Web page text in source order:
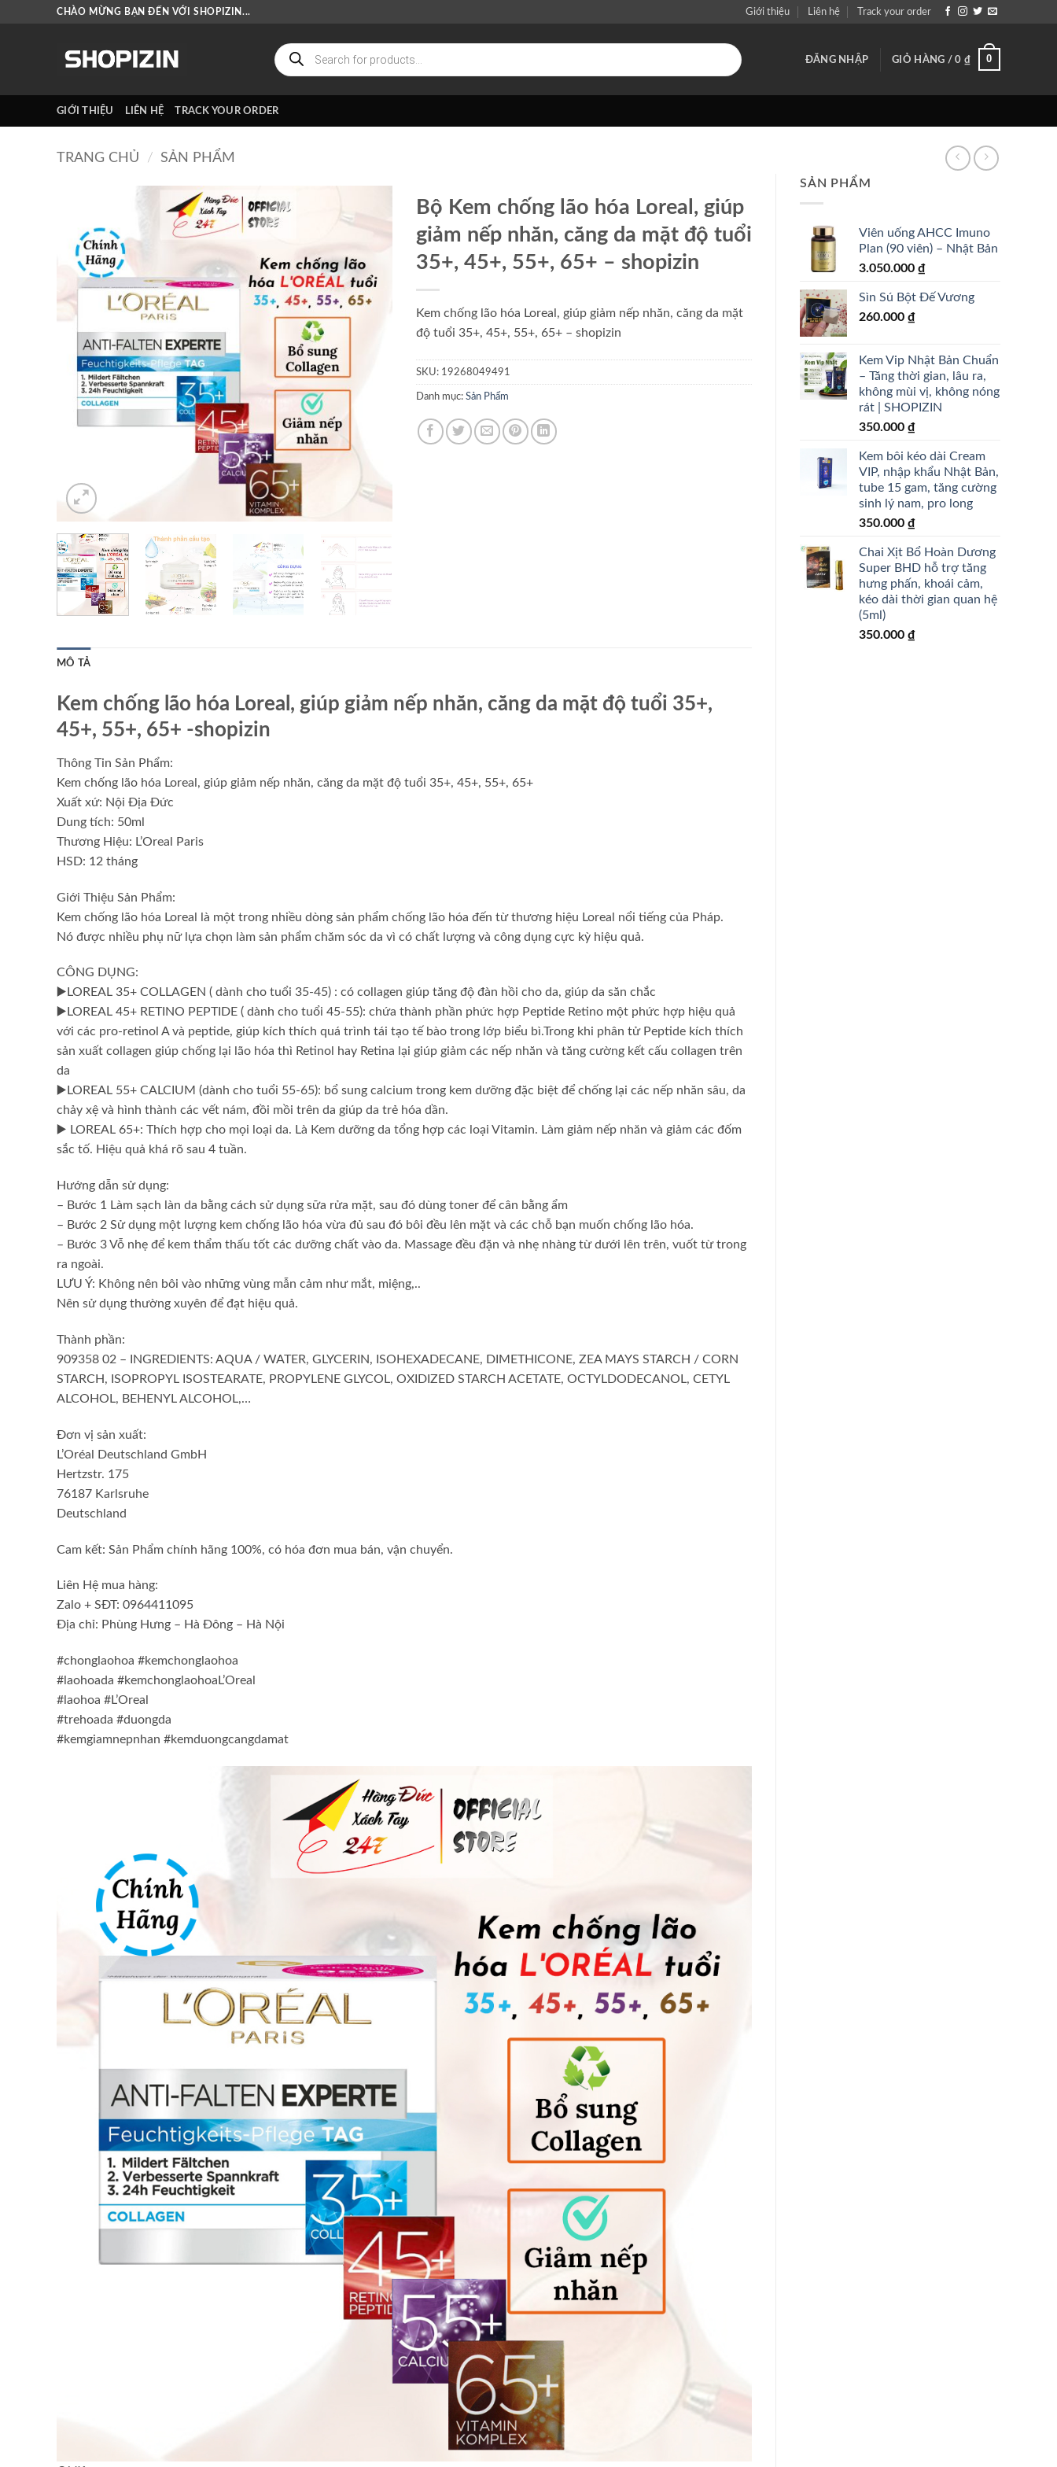
CHÀO MỪNG BẠN ĐẾN VỚI SHOPIZIN... Giới thiệu Liên hệ Track your order
Tìm
kiếm
sản
phẩm
ĐĂNG NHẬP GIỎ HÀNG /0 ₫ 0
GIỚI THIỆU LIÊN HỆ TRACK YOUR ORDER
TRANG CHỦ / SẢN PHẨM
SẢN PHẨM
Viên uống AHCC Imuno
Plan (90 viên) – Nhật Bản
3.050.000 ₫
Sìn Sú Bột Đế Vương
260.000 ₫
Kem Vip Nhật Bản Chuẩn
– Tăng thời gian, lâu ra,
không mùi vị, không nóng
rát | SHOPIZIN
350.000 ₫
Kem bôi kéo dài Cream
VIP, nhập khẩu Nhật Bản,
tube 15 gam, tăng cường
sinh lý nam, pro long
350.000 ₫
Chai Xịt Bổ Hoàn Dương
Super BHD hỗ trợ tăng
hưng phấn, khoái cảm,
kéo dài thời gian quan hệ
(5ml)
350.000 ₫
Bộ Kem chống lão hóa Loreal, giúp
giảm nếp nhăn, căng da mặt độ tuổi
35+, 45+, 55+, 65+ – shopizin
Kem chống lão hóa Loreal, giúp giảm nếp nhăn, căng da mặt
độ tuổi 35+, 45+, 55+, 65+ – shopizin
SKU: 19268049491
Danh mục: Sản Phẩm
MÔ TẢ
Kem chống lão hóa Loreal, giúp giảm nếp nhăn, căng da mặt độ tuổi 35+,
45+, 55+, 65+ -shopizin
Thông Tin Sản Phẩm:
Kem chống lão hóa Loreal, giúp giảm nếp nhăn, căng da mặt độ tuổi 35+, 45+, 55+, 65+
Xuất xứ: Nội Địa Đức
Dung tích: 50ml
Thương Hiệu: L’Oreal Paris
HSD: 12 tháng
Giới Thiệu Sản Phẩm:
Kem chống lão hóa Loreal là một trong nhiều dòng sản phẩm chống lão hóa đến từ thương hiệu Loreal nổi tiếng của Pháp.
Nó được nhiều phụ nữ lựa chọn làm sản phẩm chăm sóc da vì có chất lượng và công dụng cực kỳ hiệu quả.
CÔNG DỤNG:
▶️LOREAL 35+ COLLAGEN ( dành cho tuổi 35-45) : có collagen giúp tăng độ đàn hồi cho da, giúp da săn chắc
▶️LOREAL 45+ RETINO PEPTIDE ( dành cho tuổi 45-55): chứa thành phần phức hợp Peptide Retino một phức hợp hiệu quả
với các pro-retinol A và peptide, giúp kích thích quá trình tái tạo tế bào trong lớp biểu bì.Trong khi phân tử Peptide kích thích
sản xuất collagen giúp chống lại lão hóa thì Retinol hay Retina lại giúp giảm các nếp nhăn và tăng cường kết cấu collagen trên
da
▶️LOREAL 55+ CALCIUM (dành cho tuổi 55-65): bổ sung calcium trong kem dưỡng đặc biệt để chống lại các nếp nhăn sâu, da
chảy xệ và hình thành các vết nám, đồi mồi trên da giúp da trẻ hóa dần.
▶️ LOREAL 65+: Thích hợp cho mọi loại da. Là Kem dưỡng da tổng hợp các loại Vitamin. Làm giảm nếp nhăn và giảm các đốm
sắc tố. Hiệu quả khá rõ sau 4 tuần.
Hướng dẫn sử dụng:
– Bước 1 Làm sạch làn da bằng cách sử dụng sữa rửa mặt, sau đó dùng toner để cân bằng ẩm
– Bước 2 Sử dụng một lượng kem chống lão hóa vừa đủ sau đó bôi đều lên mặt và các chỗ bạn muốn chống lão hóa.
– Bước 3 Vỗ nhẹ để kem thẩm thấu tốt các dưỡng chất vào da. Massage đều đặn và nhẹ nhàng từ dưới lên trên, vuốt từ trong
ra ngoài.
LƯU Ý: Không nên bôi vào những vùng mẫn cảm như mắt, miệng,..
Nên sử dụng thường xuyên để đạt hiệu quả.
Thành phần:
909358 02 – INGREDIENTS: AQUA / WATER, GLYCERIN, ISOHEXADECANE, DIMETHICONE, ZEA MAYS STARCH / CORN
STARCH, ISOPROPYL ISOSTEARATE, PROPYLENE GLYCOL, OXIDIZED STARCH ACETATE, OCTYLDODECANOL, CETYL
ALCOHOL, BEHENYL ALCOHOL,…
Đơn vị sản xuất:
L’Oréal Deutschland GmbH
Hertzstr. 175
76187 Karlsruhe
Deutschland
Cam kết: Sản Phẩm chính hãng 100%, có hóa đơn mua bán, vận chuyển.
Liên Hệ mua hàng:
Zalo + SĐT: 0964411095
Địa chỉ: Phùng Hưng – Hà Đông – Hà Nội
#chonglaohoa #kemchonglaohoa
#laohoada #kemchonglaohoaL’Oreal
#laohoa #L’Oreal
#trehoada #duongda
#kemgiamnepnhan #kemduongcangdamat